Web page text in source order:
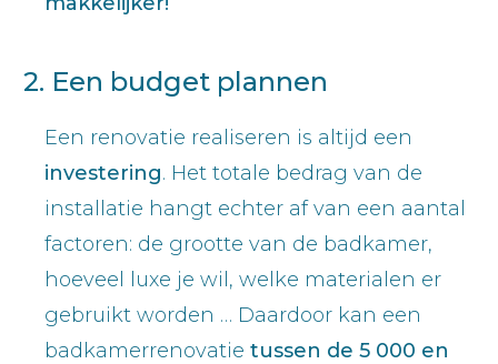
2. Een budget plannen
Een renovatie realiseren is altijd een
investering. Het totale bedrag van de
installatie hangt echter af van een aantal
factoren: de grootte van de badkamer,
hoeveel luxe je wil, welke materialen er
gebruikt worden … Daardoor kan een
badkamerrenovatie tussen de 5 000 en